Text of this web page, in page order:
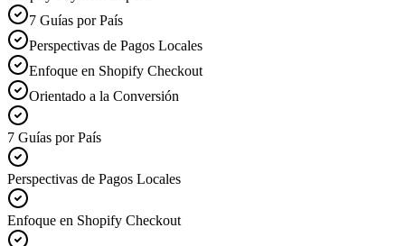
7 Guías por País
Perspectivas de Pagos Locales
Enfoque en Shopify Checkout
Orientado a la Conversión
7 Guías por País
Perspectivas de Pagos Locales
Enfoque en Shopify Checkout